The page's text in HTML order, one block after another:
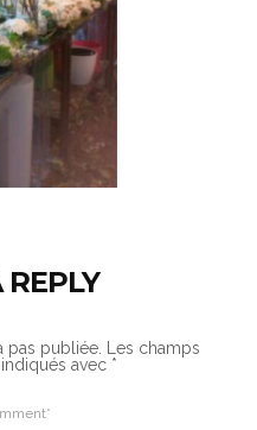
REPLY
pas publiée.
Les champs
avec *